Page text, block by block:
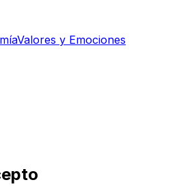
Valores y Emociones